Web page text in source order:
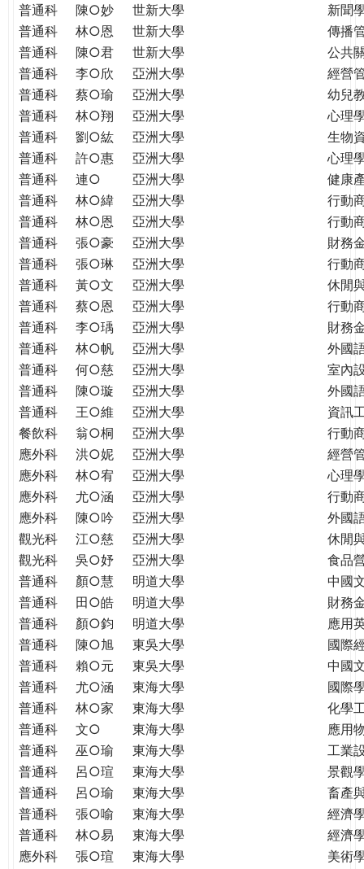
普通科
陳○妙 世新大學
新聞
普通科
林○恩 世新大學
傳播
普通科
陳○君 世新大學
公共
普通科
李○欣 亞洲大學
經營
普通科
蔡○瑜 亞洲大學
幼兒
普通科
林○翔 亞洲大學
心理
普通科
劉○紘 亞洲大學
生物
普通科
許○惠 亞洲大學
心理
普通科
連○ 亞洲大學
健康
普通科
林○緯 亞洲大學
行動
普通科
林○恩 亞洲大學
行動
普通科
張○豪 亞洲大學
財務
普通科
張○琳 亞洲大學
行動
普通科
黃○文 亞洲大學
休閒
普通科
蔡○恩 亞洲大學
行動
普通科
李○瑀 亞洲大學
財務
普通科
林○帆 亞洲大學
外國
普通科
何○慈 亞洲大學
室內
普通科
陳○璇 亞洲大學
外國
普通科
王○維 亞洲大學
資訊
餐飲科
翁○桐 亞洲大學
行動
應外科
洪○妮 亞洲大學
經營
應外科
林○宥 亞洲大學
心理
應外科
尤○涵 亞洲大學
行動
應外科
陳○吟 亞洲大學
外國
觀光科
江○慈 亞洲大學
休閒
觀光科
吳○妤 亞洲大學
食品
普通科
顏○慧 明道大學
中國
普通科
田○皓 明道大學
財務
普通科
顏○鈞 明道大學
應用
普通科
陳○旭 東吳大學
國際
普通科
賴○元 東吳大學
中國
普通科
尤○涵 東海大學
國際
普通科
林○家 東海大學
化學
普通科
文○ 東海大學
應用
普通科
巫○瑜 東海大學
工業
普通科
呂○瑄 東海大學
景觀
普通科
呂○瑜 東海大學
畜產
普通科
張○喻 東海大學
經濟
普通科
林○易 東海大學
經濟
應外科
張○瑄 東海大學
美術